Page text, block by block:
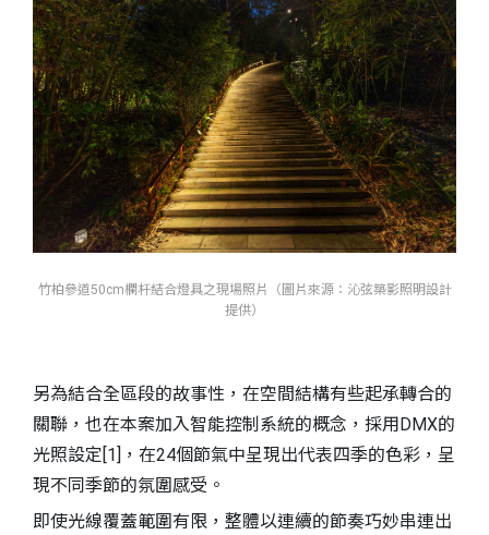
竹柏參道50cm欄杆結合燈具之現場照片（圖片來源：沁弦築影照明設計
提供）
另為結合全區段的故事性，在空間結構有些起承轉合的
關聯，也在本案加入智能控制系統的概念，採用DMX的
光照設定[1]，在24個節氣中呈現出代表四季的色彩，呈
現不同季節的氛圍感受。
即使光線覆蓋範圍有限，整體以連續的節奏巧妙串連出